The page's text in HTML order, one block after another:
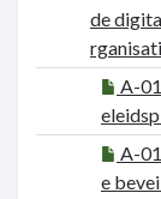
de
A-
A-
e